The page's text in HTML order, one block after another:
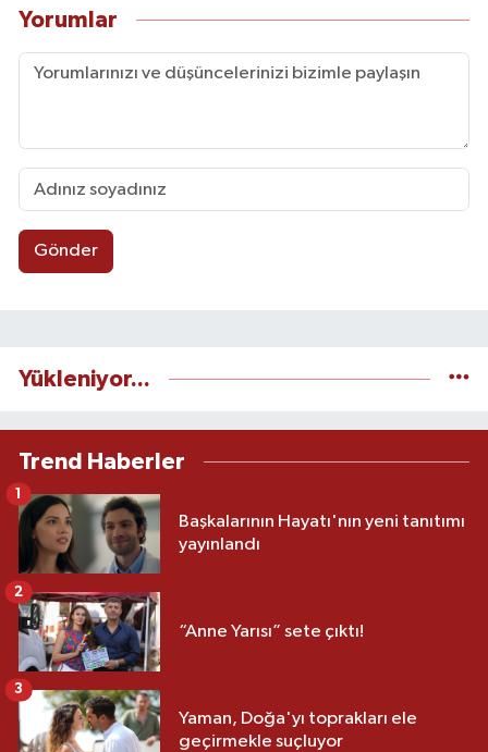
Yorumlar
Gönder
Yükleniyor...
Trend Haberler
Başkalarının Hayatı'nın yeni tanıtımı
yayınlandı
1
“Anne Yarısı” sete çıktı!
2
Yaman, Doğa'yı toprakları ele
geçirmekle suçluyor
3